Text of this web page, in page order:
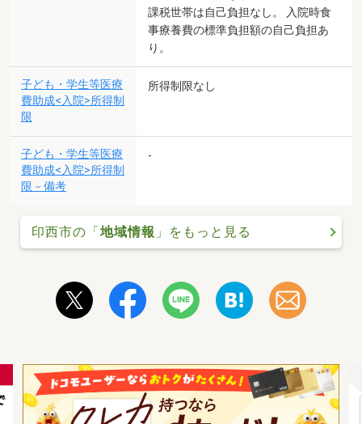
課税世帯は自己負担なし。 入院時食
事療養費の標準負担額の自己負担あ
り。
子ども・学生等医療
費助成<入院>所得制
限
所得制限なし
子ども・学生等医療
費助成<入院>所得制
限－備考
-
印西市の「 地域情報 」をもっと見る